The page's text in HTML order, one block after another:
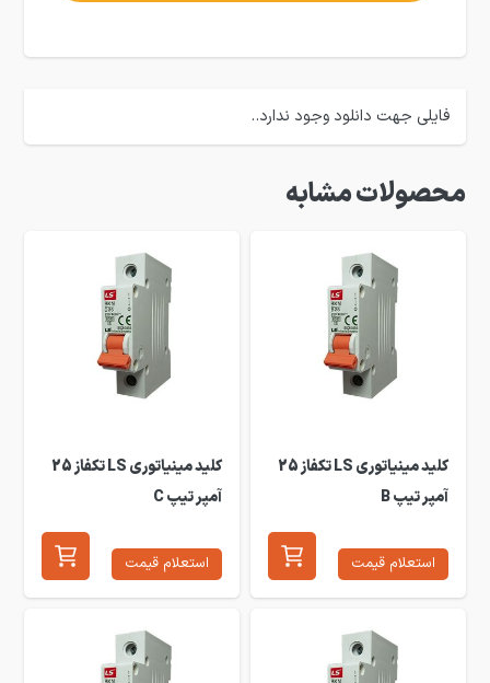
فایلی جهت دانلود وجود ندارد..
محصولات مشابه
کلید مینیاتوری LS تکفاز 25
آمپر تیپ B
استعلام قیمت
کلید مینیاتوری LS تکفاز 25
آمپر تیپ C
استعلام قیمت